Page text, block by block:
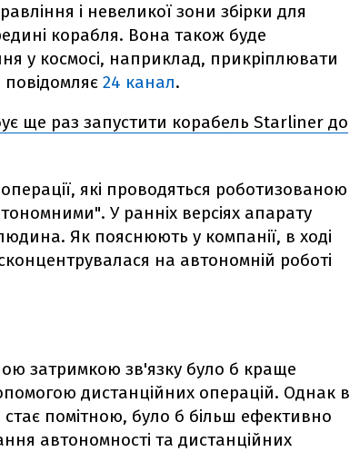
і невеликої зони збірки для
корабля. Вона також буде
у космосі, наприклад, прикріплювати
повідомляє 24 канал.
ще раз запустити корабель Starliner до
які проводяться роботизованою
У ранніх версіях апарату
Як пояснюють у компанії, в ході
на автономній роботі
затримкою зв'язку було б краще
дистанційних операцій. Однак в
помітною, було б більш ефективно
автономності та дистанційних